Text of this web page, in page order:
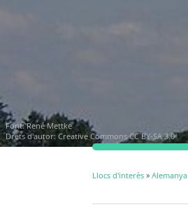
Font:René Mettke
Drets d'autor: Creative Commons CC BY-SA 3.0
Llocs d'interès » Alemanya